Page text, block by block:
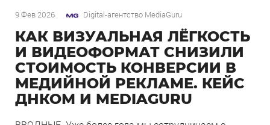
9 Фев 2026 Digital-агентство MediaGuru
КАК ВИЗУАЛЬНАЯ ЛЁГКОСТЬ
И ВИДЕОФОРМАТ СНИЗИЛИ
СТОИМОСТЬ КОНВЕРСИИ В
МЕДИЙНОЙ РЕКЛАМЕ. КЕЙС
ДНКОМ И MEDIAGURU